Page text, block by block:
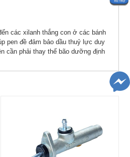
các xilanh thắng con ở các bánh
pen đề đảm bảo dầu thuỷ lực duy
cần phải thay thế bão dưỡng định